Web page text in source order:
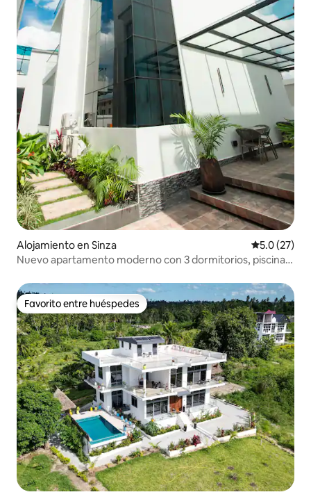
Alojamiento en Sinza Calificación
5.0 (27)
Nuevo apartamento moderno con 3 dormitorios, piscina,
Favorito entre huéspedes
Favorito entre huéspedes